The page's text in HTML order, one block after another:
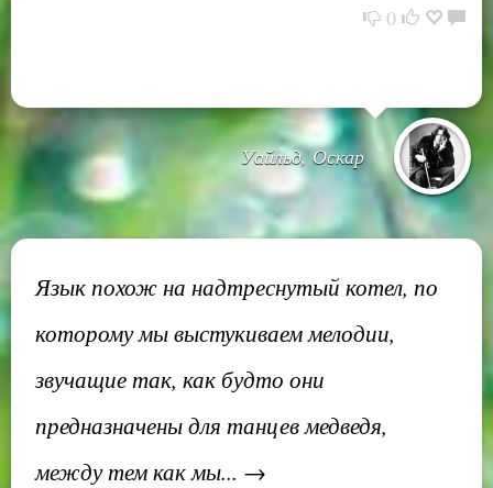
0
Уайльд, Оскар
Язык похож на надтреснутый котел, по
которому мы выстукиваем мелодии,
звучащие так, как будто они
предназначены для танцев медведя,
между тем как мы... →